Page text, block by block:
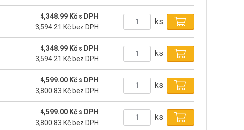
4,348.99 Kč s DPH
3,594.21 Kč bez DPH
ks
4,348.99 Kč s DPH
3,594.21 Kč bez DPH
ks
4,599.00 Kč s DPH
3,800.83 Kč bez DPH
ks
4,599.00 Kč s DPH
3,800.83 Kč bez DPH
ks